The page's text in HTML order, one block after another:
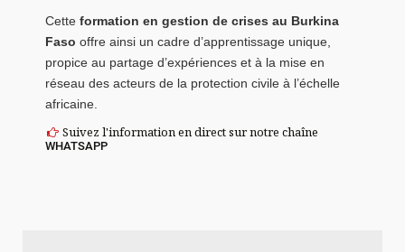
Cette formation en gestion de crises au Burkina
Faso offre ainsi un cadre d’apprentissage unique,
propice au partage d’expériences et à la mise en
réseau des acteurs de la protection civile à l’échelle
africaine.
Suivez l'information en direct sur notre chaîne
WHATSAPP